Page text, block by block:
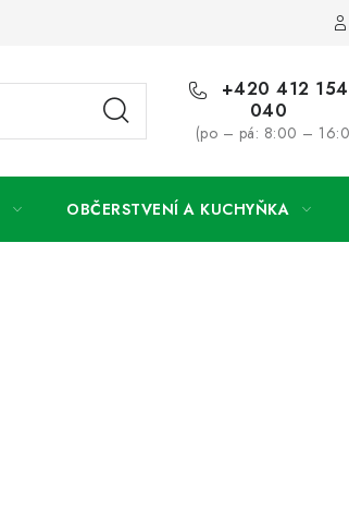
Podmínky
+420 412 154
040
(po – pá: 8:00 –
OBČERSTVENÍ A KUCHYŇKA